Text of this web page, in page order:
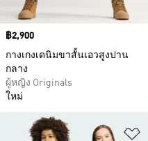
Price
฿2,900
กางเกงเดนิมขาสั้นเอวสูงปาน
กลาง
ผู้หญิง Originals
ใหม่